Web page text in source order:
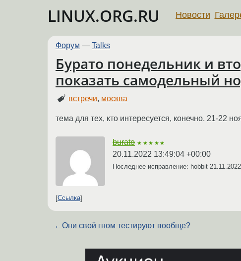
LINUX.ORG.RU Новости
Форум — Talks
Бурато понедельник и
показать самодельный
встречи, москва
тема для тех, кто интересуется, конечно. 21-22
burato ★★★★★
20.11.2022 13:49:04 +00:00
Последнее исправление: hobbit
Ссылка
←Они свой гном тестируют вообще?